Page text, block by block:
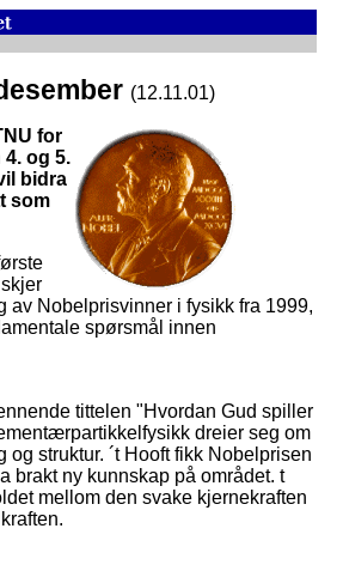
(12.11.01)
for
og 5.
bidra
som
av Nobelprisvinner i fysikk fra 1999,
spørsmål innen
tittelen "Hvordan Gud spiller
dreier seg om
struktur. ´t Hooft fikk Nobelprisen
brakt ny kunnskap på området. t
mellom den svake kjernekraften